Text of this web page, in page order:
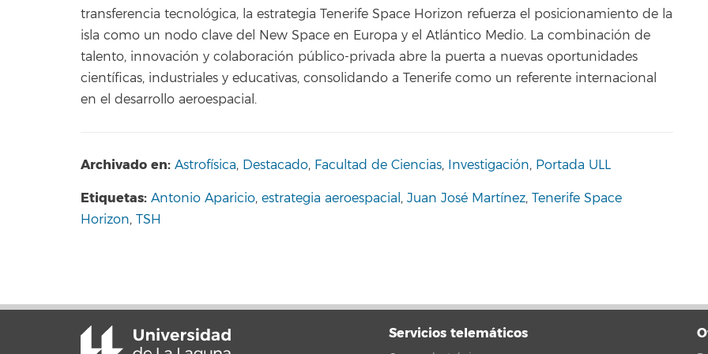
transferencia tecnológica, la estrategia Tenerife Space Horizon refuerza el posicionamiento de la
isla como un nodo clave del New Space en Europa y el Atlántico Medio. La combinación de
talento, innovación y colaboración público-privada abre la puerta a nuevas oportunidades
científicas, industriales y educativas, consolidando a Tenerife como un referente internacional
en el desarrollo aeroespacial.
Archivado en: Astrofísica, Destacado, Facultad de Ciencias, Investigación, Portada ULL
Etiquetas: Antonio Aparicio, estrategia aeroespacial , Juan José Martínez, Tenerife Space
Horizon, TSH
Servicios telemáticos